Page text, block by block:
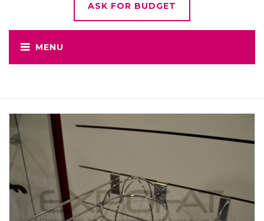
ASK FOR BUDGET